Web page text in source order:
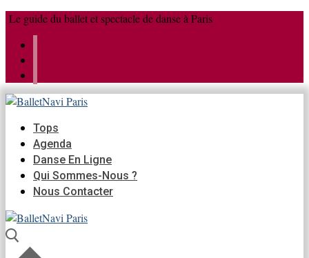
Aller
contenu
Menu
Fermer
Le guide du ballet et spectacle de danse à Paris
Tops
Agenda
Danse En Ligne
Qui Sommes-Nous ?
Nous Contacter